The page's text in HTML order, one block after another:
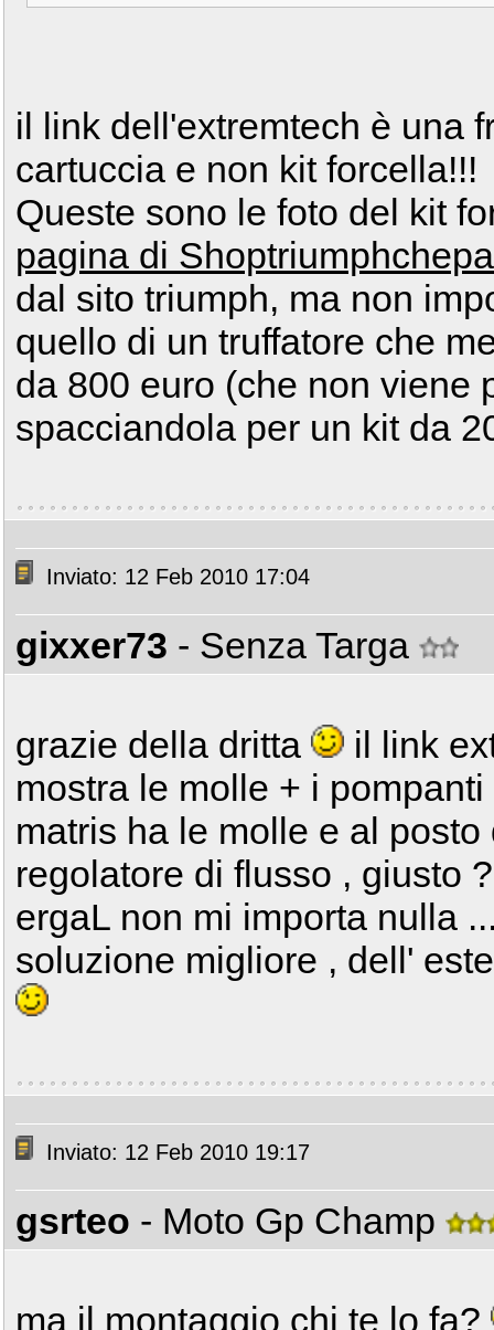
il link dell'extremtech è una
cartuccia e non kit forcella!!!
Queste sono le foto del kit
pagina di
dal sito triumph, ma non
quello di un truffatore che
da 800 euro (che non viene
spacciandola per un kit da
Inviato: 12 Feb 2010 17:04
gixxer73 - Senza Targa
grazie della dritta
il link
mostra le molle + i
matris ha le molle e al
regolatore di flusso , giusto
ergaL non mi importa nulla
soluzione migliore , dell'
Inviato: 12 Feb 2010 19:17
gsrteo - Moto Gp Champ
ma il montaggio chi te lo fa?